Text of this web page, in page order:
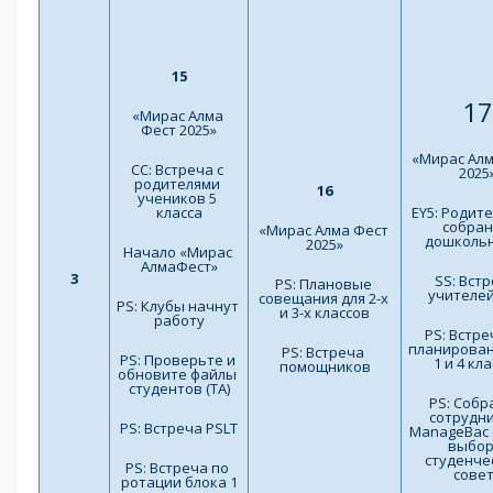
3
15
«Мирас Алма
Фест 2025»
СС: Встреча с
родителями
учеников 5
класса
Начало «Мирас
АлмаФест»
PS: Клубы начнут
работу
PS: Проверьте и
обновите файлы
студентов (TA)
PS: Встреча PSLT
PS: Встреча по
ротации блока 1
16
«Мирас Алма Фест
2025»
PS: Плановые
совещания для 2-х
и 3-х классов
PS: Встреча
помощников
17
«Мирас
EY5:
SS:
PS:
1 и 4
PS:
ManageBac